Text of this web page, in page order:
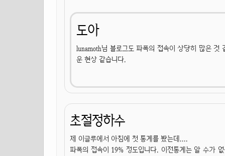
도아
lunamoth님 블로그도 파폭의 접속이 상당히 많은
운 현상 같습니다.
초절정하수
제 이글루에서 아침에 첫 통계를 봤는데....
파폭의 접속이 19% 정도입니다. 이전통계는 알 수가